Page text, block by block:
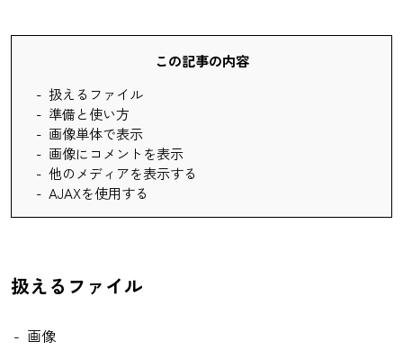
この記事の内容
扱えるファイル
準備と使い方
画像単体で表示
画像にコメントを表示
他のメディアを表示する
AJAXを使用する
扱えるファイル
画像